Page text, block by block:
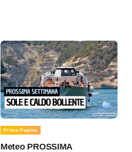
Prima Pagina
Meteo PROSSIMA